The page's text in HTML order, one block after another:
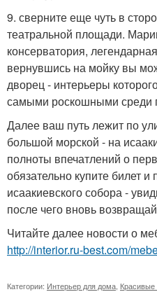
9. сверните еще чуть в
театральной площади.
консерватория,
вернувшись на мойку вы
дворец - интерьеры
самыми роскошными среди
Далее ваш путь лежит по
большой морской - на
полноты впечатлений о
обязательно купите билет
исаакиевского собора -
после чего вновь
Читайте далее новости о
http://interior.ru-best.com/
Категории: Интерьер для дома